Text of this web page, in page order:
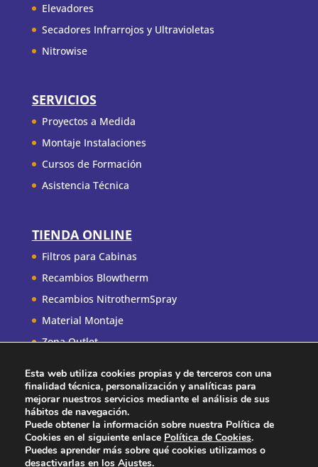
Elevadores
Secadores Infrarrojos y Ultravioletas
Nitrowise
SERVICIOS
Proyectos a Medida
Montaje Instalaciones
Cursos de Formación
Asistencia Técnica
TIENDA ONLINE
Filtros para Cabinas
Recambios Blowtherm
Recambios NitrothermSpray
Material Montaje
Zona Outlet
Condiciones de uso
Política de Privacidad
Aviso Legal
Política de cookies Contacto
Esta web utiliza cookies propias y de terceros con una
finalidad técnica, personalización y analíticas para
mejorar nuestros servicios mediante el análisis de sus
hábitos de navegación.
Puede obtener la información sobre nuestra Política de
Cookies en el siguiente enlace Política de Cookies.
Puedes aprender más sobre qué cookies utilizamos o
desactivarlas en los Ajustes.